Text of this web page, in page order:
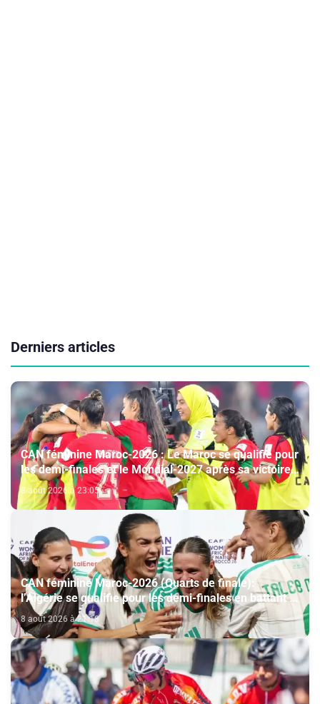
Derniers articles
CAN féminine Maroc-2026 : Le Maroc se qualifie pour
les demi-finales et le Mondial-2027 après sa victoire
face à l’Afrique du Sud (2-1)
8 août 2026 à 23:05
CAN féminine Maroc-2026 (Quarts de finale):
l’Algérie se qualifie pour les demi-finales en battant la
Côte d’Ivoire (2-1)
8 août 2026 à 21:18